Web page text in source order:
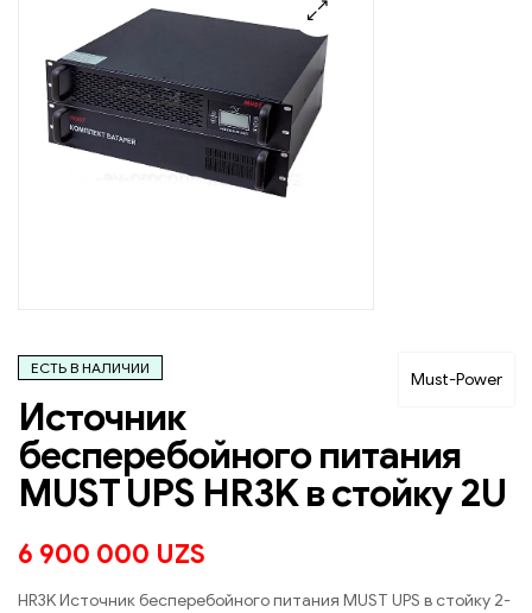
🔍
Must-Power
ЕСТЬ В НАЛИЧИИ
Источник
бесперебойного питания
MUST UPS HR3K в стойку 2U
6 900 000 UZS
HR3K Источник бесперебойного питания MUST UPS в стойку 2-